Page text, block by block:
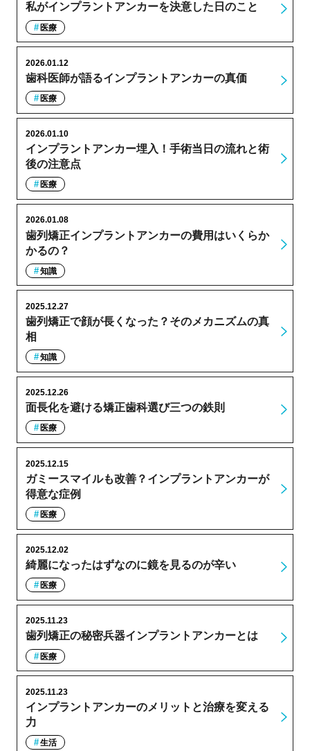
私がインプラントアンカーを決意した日のこと
医療
歯科医師が語るインプラントアンカーの真価
2026.01.12
医療
インプラントアンカー埋入！手術当日の流れと術
後の注意点
2026.01.10
医療
歯列矯正インプラントアンカーの費用はいくらか
かるの？
2026.01.08
知識
歯列矯正で顔が長くなった？そのメカニズムの真
相
2025.12.27
知識
面長化を避ける矯正歯科選び三つの鉄則
2025.12.26
医療
ガミースマイルも改善？インプラントアンカーが
得意な症例
2025.12.15
医療
綺麗になったはずなのに鏡を見るのが辛い
2025.12.02
医療
歯列矯正の秘密兵器インプラントアンカーとは
2025.11.23
医療
インプラントアンカーのメリットと治療を変える
力
2025.11.23
生活